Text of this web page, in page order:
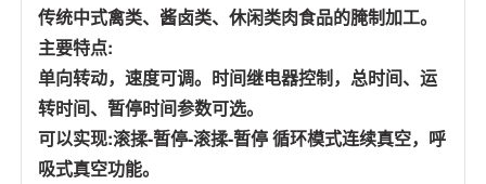
传统中式禽类、酱卤类、休闲类肉食品的腌制加工。
主要特点:
单向转动，速度可调。时间继电器控制，总时间、运
转时间、暂停时间参数可选。
可以实现:滚揉-暂停-滚揉-暂停 循环模式连续真空，呼
吸式真空功能。